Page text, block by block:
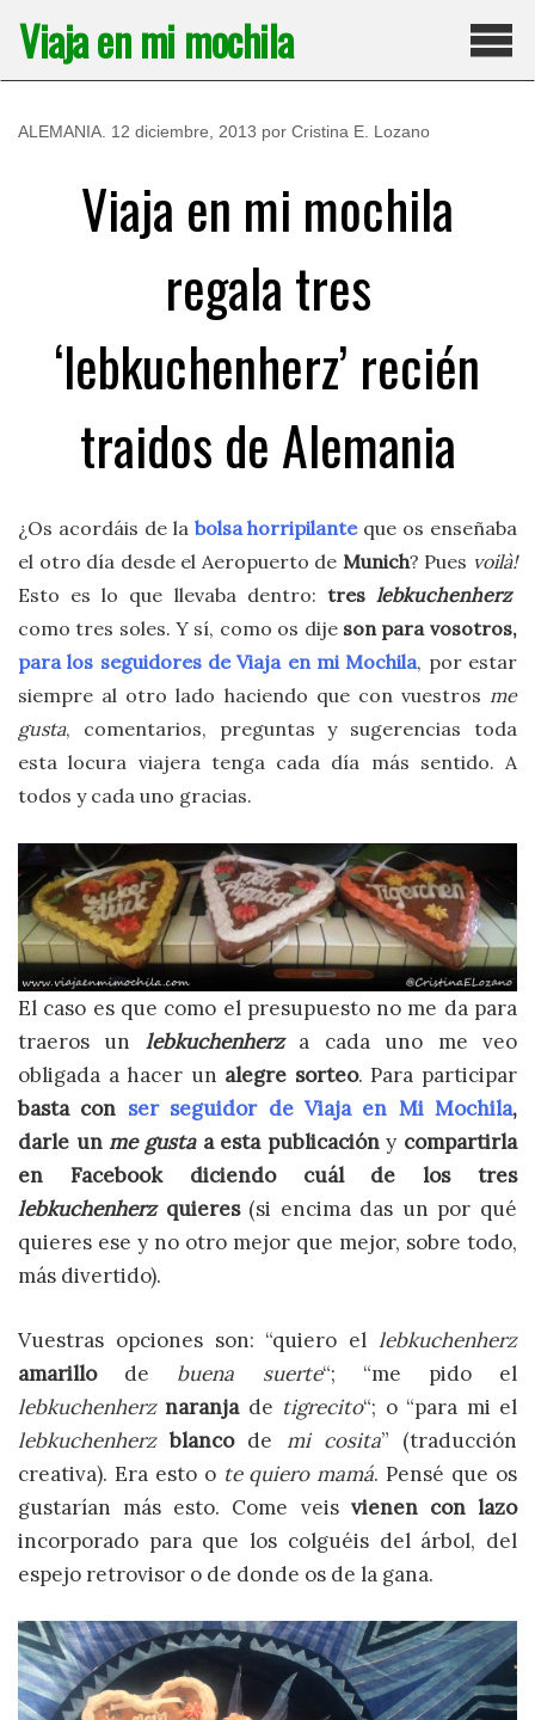
contenido
Viaja en mi mochila
ALEMANIA 12 diciembre, 2013 por Cristina E. Lozano
Viaja en mi mochila
regala tres
‘lebkuchenherz’ recién
traidos de Alemania
¿Os acordáis de la bolsa horripilante que os enseñaba
el otro día desde el Aeropuerto de Munich? Pues voilà!
Esto es lo que llevaba dentro: tres lebkuchenherz
como tres soles. Y sí, como os dije son para vosotros,
para los seguidores de Viaja en mi Mochila, por estar
siempre al otro lado haciendo que con vuestros me
gusta, comentarios, preguntas y sugerencias toda
esta locura viajera tenga cada día más sentido. A
todos y cada uno gracias.
El caso es que como el presupuesto no me da para
traeros un lebkuchenherza cada uno me veo
obligada a hacer un alegre sorteo. Para participar
basta con ser seguidor de Viaja en Mi Mochila,
darle unme gustaa esta publicacióny compartirla
en Facebook diciendo cuál de los tres
lebkuchenherzquieres (si encima das un por qué
quieres ese y no otro mejor que mejor, sobre todo,
más divertido).
Vuestras opciones son: “quiero el lebkuchenherz
amarillode buena suerte“; “me pido el
lebkuchenherz naranjade tigrecito“; o “para mi el
lebkuchenherz blancode mi cosita” (traducción
creativa). Era esto o te quiero mamá. Pensé que os
gustarían más esto. Come veis vienen con lazo
incorporado para que los colguéis del árbol, del
espejo retrovisor o de donde os de la gana.